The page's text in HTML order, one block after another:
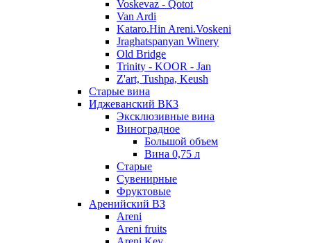
Voskevaz - Qotot
Van Ardi
Kataro.Hin Areni.Voskeni
Jraghatspanyan Winery
Old Bridge
Trinity - KOOR - Jan
Z'art, Tushpa, Keush
Старые вина
Иджеванский ВК3
Эксклюзивные вина
Виноградное
Большой объем
Вина 0,75 л
Старые
Сувенирные
Фруктовые
Аренийский ВЗ
Areni
Areni fruits